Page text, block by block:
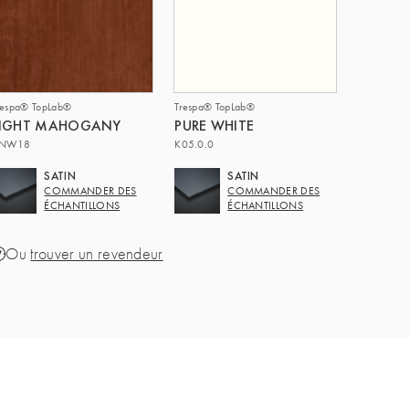
TopLab®
MAHOGANY
SATIN
COMMANDER DES
ÉCHANTILLONS
Trespa® TopLab®
PURE WHITE
K05.0.0
SATIN
COMMANDER DES
ÉCHANTILLONS
Outrouver un revendeur